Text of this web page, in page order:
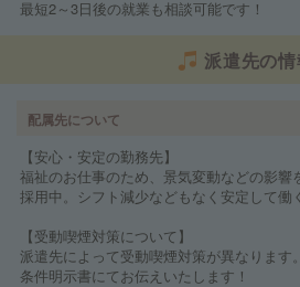
最短2～3日後の就業も相談可能です！
派遣先の情
配属先について
【安心・安定の勤務先】
福祉のお仕事のため、景気変動などの影響
採用中。シフト減少などもなく安定して働
【受動喫煙対策について】
派遣先によって受動喫煙対策が異なりま
条件明示書にてお伝えいたします！